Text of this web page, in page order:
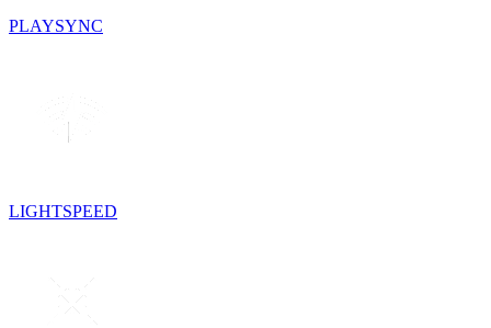
PLAYSYNC
LIGHTSPEED